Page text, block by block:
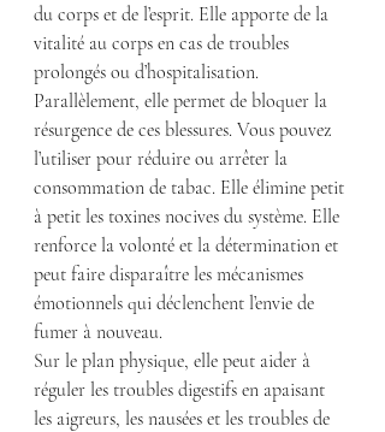
du corps et de l’esprit. Elle apporte de la
vitalité au corps en cas de troubles
prolongés ou d’hospitalisation.
Parallèlement, elle permet de bloquer la
résurgence de ces blessures. Vous pouvez
l’utiliser pour réduire ou arrêter la
consommation de tabac. Elle élimine petit
à petit les toxines nocives du système. Elle
renforce la volonté et la détermination et
peut faire disparaître les mécanismes
émotionnels qui déclenchent l’envie de
fumer à nouveau.
Sur le plan physique, elle peut aider à
réguler les troubles digestifs en apaisant
les aigreurs, les nausées et les troubles de